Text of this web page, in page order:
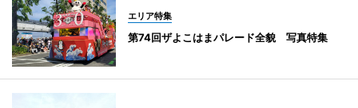
エリア特集
第74回ザよこはまパレード全貌 写真特集